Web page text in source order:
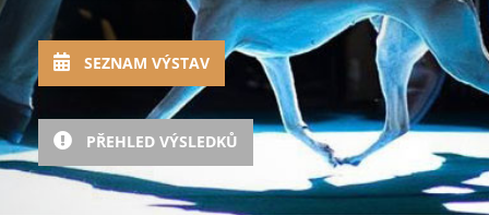
SEZNAM VÝSTAV
PŘEHLED VÝSLEDKŮ